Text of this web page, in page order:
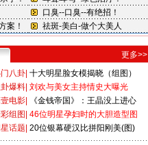
更多>>
八卦 十大明星脸女模揭晓（组图）
爆料 刘欢与美女主持情史大曝光
电影
《金钱帝国》：王晶没上进心
组图 46位明星孕妇时的大胆造型图
话题 20位银幕硬汉比拼阳刚美(图)